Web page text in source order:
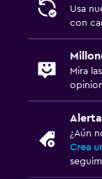
Usa
con
Mira
¿Aún
Crea